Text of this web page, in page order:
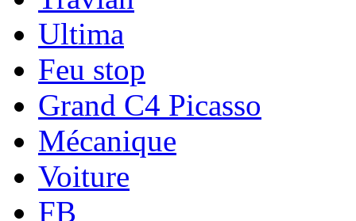
Ultima
Feu stop
Grand C4 Picasso
Mécanique
Voiture
FB